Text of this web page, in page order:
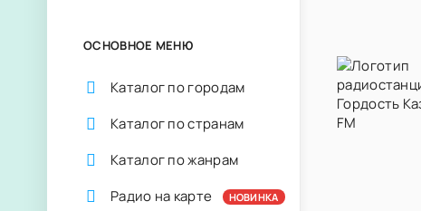
ОСНОВНОЕ МЕНЮ
Каталог по городам
Каталог по странам
Каталог по жанрам
Радио на карте
НОВИНКА